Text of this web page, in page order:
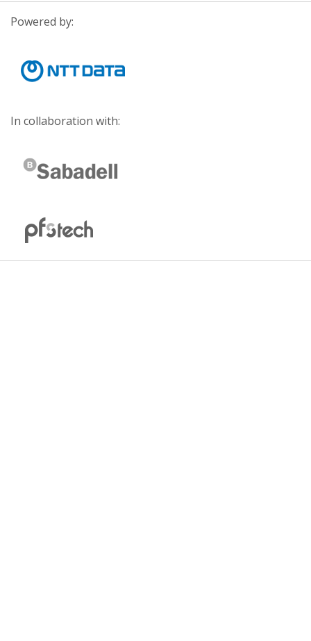
Powered by:
In collaboration with: